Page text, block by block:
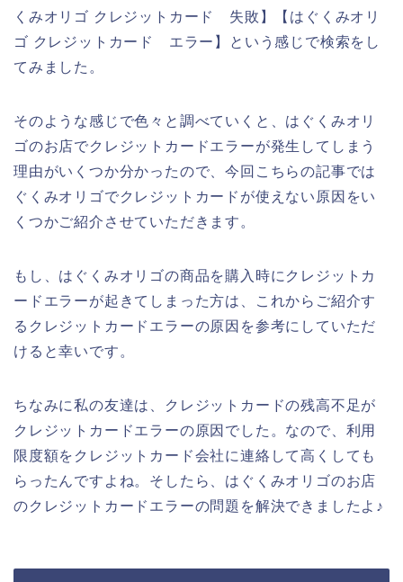
くみオリゴ クレジットカード 失敗】【はぐくみオリ
ゴ クレジットカード エラー】という感じで検索をし
てみました。
そのような感じで色々と調べていくと、はぐくみオリ
ゴのお店でクレジットカードエラーが発生してしまう
理由がいくつか分かったので、今回こちらの記事では
ぐくみオリゴでクレジットカードが使えない原因をい
くつかご紹介させていただきます。
もし、はぐくみオリゴの商品を購入時にクレジットカ
ードエラーが起きてしまった方は、これからご紹介す
るクレジットカードエラーの原因を参考にしていただ
けると幸いです。
ちなみに私の友達は、クレジットカードの残高不足が
クレジットカードエラーの原因でした。なので、利用
限度額をクレジットカード会社に連絡して高くしても
らったんですよね。そしたら、はぐくみオリゴのお店
のクレジットカードエラーの問題を解決できましたよ♪